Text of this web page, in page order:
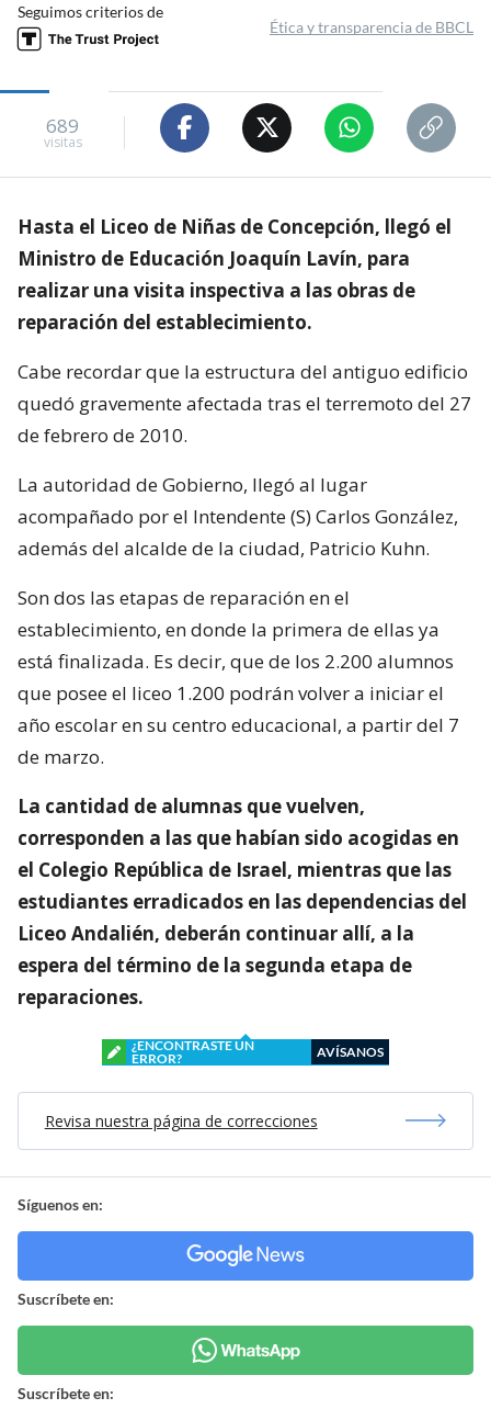
Seguimos criterios de
Ética y transparencia de BBCL
689
visitas
Hasta el Liceo de Niñas de Concepción, llegó el
Ministro de Educación Joaquín Lavín, para
realizar una visita inspectiva a las obras de
reparación del establecimiento.
Cabe recordar que la estructura del antiguo edificio
quedó gravemente afectada tras el terremoto del 27
de febrero de 2010.
La autoridad de Gobierno, llegó al lugar
acompañado por el Intendente (S) Carlos González,
además del alcalde de la ciudad, Patricio Kuhn.
Son dos las etapas de reparación en el
establecimiento, en donde la primera de ellas ya
está finalizada. Es decir, que de los 2.200 alumnos
que posee el liceo 1.200 podrán volver a iniciar el
año escolar en su centro educacional, a partir del 7
de marzo.
La cantidad de alumnas que vuelven,
corresponden a las que habían sido acogidas en
el Colegio República de Israel, mientras que las
estudiantes erradicados en las dependencias del
Liceo Andalién, deberán continuar allí, a la
espera del término de la segunda etapa de
reparaciones.
¿ENCONTRASTE UN
ERROR?
AVÍSANOS
Revisa nuestra página de correcciones
Síguenos en:
Suscríbete en:
Suscríbete en: